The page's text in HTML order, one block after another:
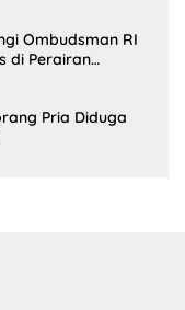
Ombudsman RI
di Perairan
Pria Diduga